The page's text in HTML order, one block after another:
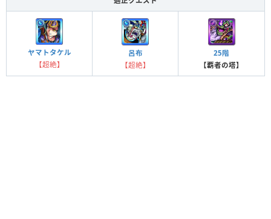
ヤマトタケル
【超絶】
呂布
【超絶】
25階
【覇者の塔】